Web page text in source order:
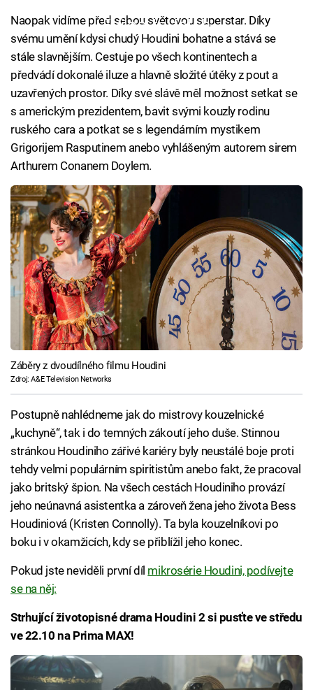
Failed to fetch
Naopak vidíme před sebou světovou superstar. Díky
svému umění kdysi chudý Houdini bohatne a stává se
stále slavnějším. Cestuje po všech kontinentech a
předvádí dokonalé iluze a hlavně složité útěky z pout a
uzavřených prostor. Díky své slávě měl možnost setkat se
s americkým prezidentem, bavit svými kouzly rodinu
ruského cara a potkat se s legendárním mystikem
Grigorijem Rasputinem anebo vyhlášeným autorem sirem
Arthurem Conanem Doylem.
Záběry z dvoudílného filmu Houdini
Zdroj: A&E Television Networks
Postupně nahlédneme jak do mistrovy kouzelnické
„kuchyně“, tak i do temných zákoutí jeho duše. Stinnou
stránkou Houdiniho zářivé kariéry byly neustálé boje proti
tehdy velmi populárním spiritistům anebo fakt, že pracoval
jako britský špion. Na všech cestách Houdiniho provází
jeho neúnavná asistentka a zároveň žena jeho života Bess
Houdiniová (Kristen Connolly). Ta byla kouzelníkovi po
boku i v okamžicích, kdy se přiblížil jeho konec.
Pokud jste neviděli první díl mikrosérie Houdini, podívejte
se na něj:
Strhující životopisné drama Houdini 2 si pusťte ve středu
ve 22.10 na Prima MAX!